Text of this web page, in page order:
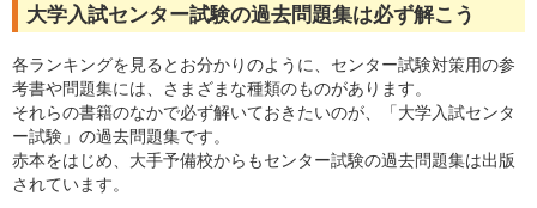
大学入試センター試験の過去問題集は必ず解こう
各ランキングを見るとお分かりのように、センター試験対策用の参
考書や問題集には、さまざまな種類のものがあります。
それらの書籍のなかで必ず解いておきたいのが、「大学入試センタ
ー試験」の過去問題集です。
赤本をはじめ、大手予備校からもセンター試験の過去問題集は出版
されています。